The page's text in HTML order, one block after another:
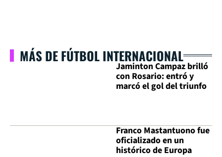
MÁS DE FÚTBOL INTERNACIONAL
Jaminton Campaz brilló
con Rosario: entró y
marcó el gol del triunfo
Franco Mastantuono fue
oficializado en un
histórico de Europa